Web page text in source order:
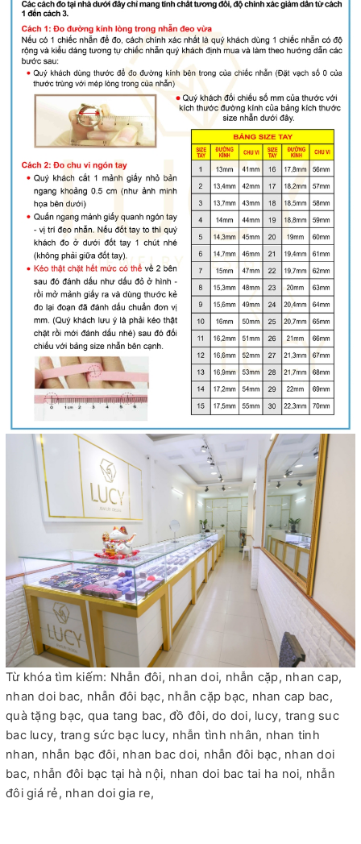
Từ khóa tìm kiếm: Nhẫn đôi, nhan doi, nhẫn cặp, nhan cap,
nhan doi bac, nhẫn đôi bạc, nhẫn cặp bạc, nhan cap bac,
quà tặng bạc, qua tang bac, đồ đôi, do doi, lucy, trang suc
bac lucy, trang sức bạc lucy, nhẫn tình nhân, nhan tinh
nhan, nhẫn bạc đôi, nhan bac doi, nhẫn đôi bạc, nhan doi
bac, nhẫn đôi bạc tại hà nội, nhan doi bac tai ha noi, nhẫn
đôi giá rẻ, nhan doi gia re,